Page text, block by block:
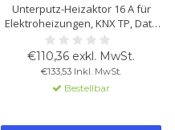
Unterputz-Heizaktor 16 A für
Elektroheizungen, KNX TP, Data
Secure. Kompaktes Design,
integrierter Thermostat, 2
Binäreingänge und
€110,36 exkl. MwSt.
€133,53 Inkl. MwSt.
Bestellbar